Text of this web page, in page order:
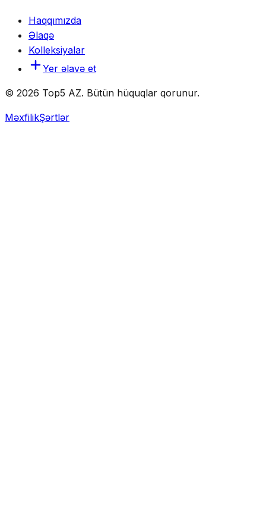
Haqqımızda
Əlaqə
Kolleksiyalar
Yer əlavə et
© 2026 Top5 AZ. Bütün hüquqlar qorunur.
MəxfilikŞərtlər